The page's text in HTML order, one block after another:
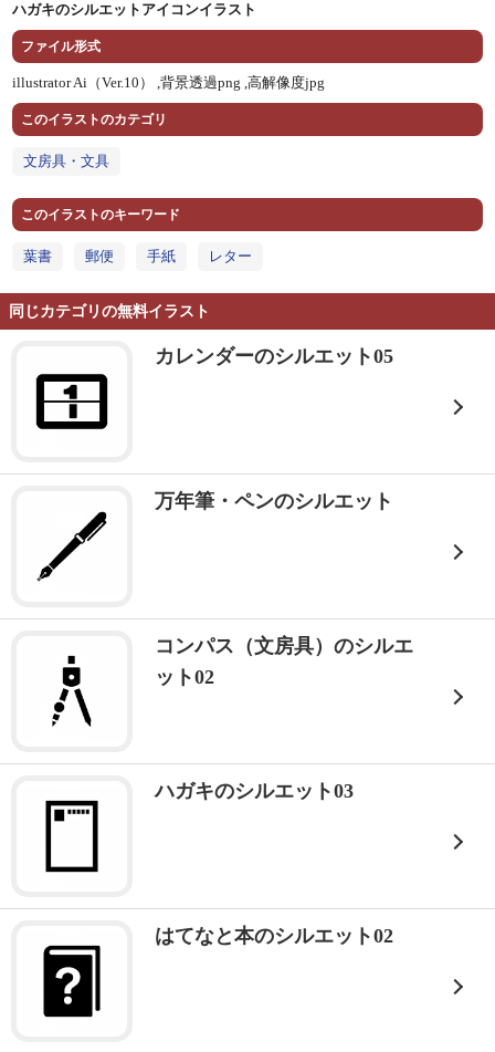
ハガキのシルエットアイコンイラスト
ファイル形式
illustrator Ai（Ver.10） ,背景透過png ,高解像度jpg
このイラストのカテゴリ
文房具・文具
このイラストのキーワード
葉書 郵便 手紙 レター
同じカテゴリの無料イラスト
カレンダーのシルエット05
万年筆・ペンのシルエット
コンパス（文房具）のシルエ
ット02
ハガキのシルエット03
はてなと本のシルエット02